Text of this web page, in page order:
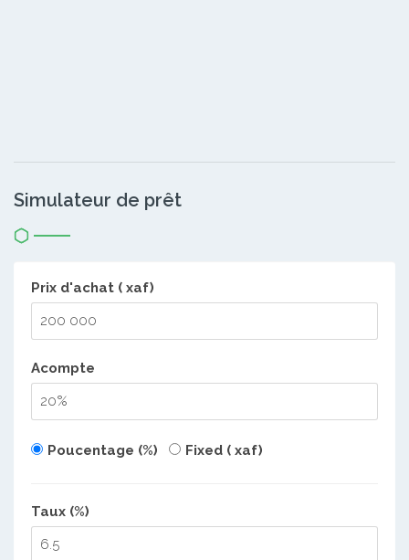
Simulateur de prêt
Prix d'achat ( xaf)
Acompte
Poucentage (%) Fixed ( xaf)
Taux (%)